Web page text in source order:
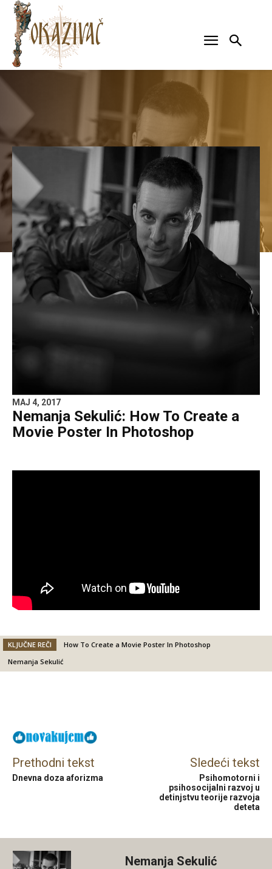
MAJ 4, 2017
Nemanja Sekulić: How To Create a
Movie Poster In Photoshop
KLJUČNE REČI
How To Create a Movie Poster In Photoshop
Nemanja Sekulić
Prethodni tekst
Dnevna doza aforizma
Sledeći tekst
Psihomotorni i
psihosocijalni razvoj u
detinjstvu teorije razvoja
deteta
Nemanja Sekulić